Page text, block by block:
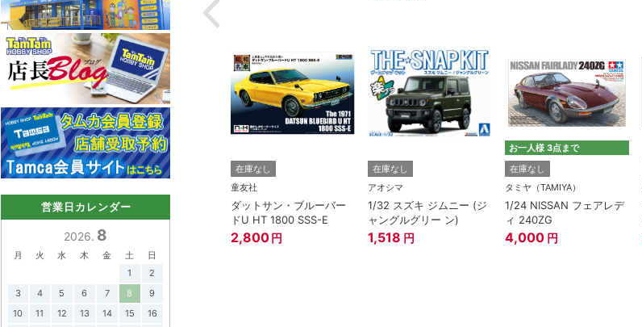
まで
クス ハコス
在庫なし
1/32 NISSAN GT-R (メテ
オフレークブラックパー
ル)
1,518 円
在庫なし
童友社
ダットサン・ブルーバー
ドU HT 1800 SSS-E
2,800 円
在庫なし
アオシマ
1/32 スズキ ジムニー (ジ
ャングルグリー ン)
1,518 円
お一人様 3点まで
在庫なし
タミヤ（TAMIYA）
1/24 NISSAN フェアレデ
ィ 240ZG
4,000 円
営業日カレンダー
2026. 8
月 火 水 木 金 土
日
1
2
3
4 5 6 7 8
9
10
11 12 13 14 15
16